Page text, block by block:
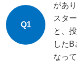
Q1
があり
スタ
と、
した
なっ